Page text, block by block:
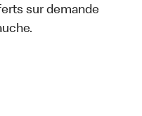
sur demande